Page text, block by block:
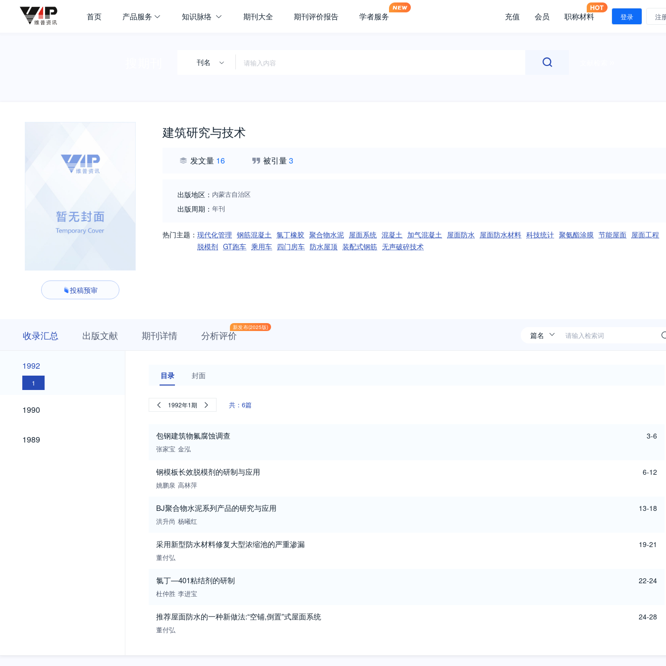
首页 产品服务 知识脉络 期刊大全 期刊评价报告 学者服务 充值 会员 职称材料 登录 注
刊名
投稿预审
建筑研究与技术
发文量 16 被引量3
出版地区： 内蒙古自治区
出版周期： 年刊
热门主题： 现代化管理 钢筋混凝土 氯丁橡胶 聚合物水泥 屋面系统 混凝土 加气混凝土 屋面防水 屋面防水材料 科技统计 聚氨酯涂膜 节能屋面 屋面工程
脱模剂 GT跑车 乘用车 四门房车 防水屋顶 装配式钢筋 无声破碎技术
收录汇总 出版文献 期刊详情
新发布(2025版)
分析评价
1992
1992
1
1990
1990
1989
1989
目录 封面
1992年1期 共：6篇
包钢建筑物氟腐蚀调查
张家宝 金泓
3-6
钢模板长效脱模剂的研制与应用
姚鹏泉 高林萍
6-12
BJ聚合物水泥系列产品的研究与应用
洪升尚 杨曦红
13-18
采用新型防水材料修复大型浓缩池的严重渗漏
董付弘
19-21
氯丁—401粘结剂的研制
杜仲胜 李进宝
22-24
推荐屋面防水的一种新做法:“空铺,倒置”式屋面系统
董付弘
24-28